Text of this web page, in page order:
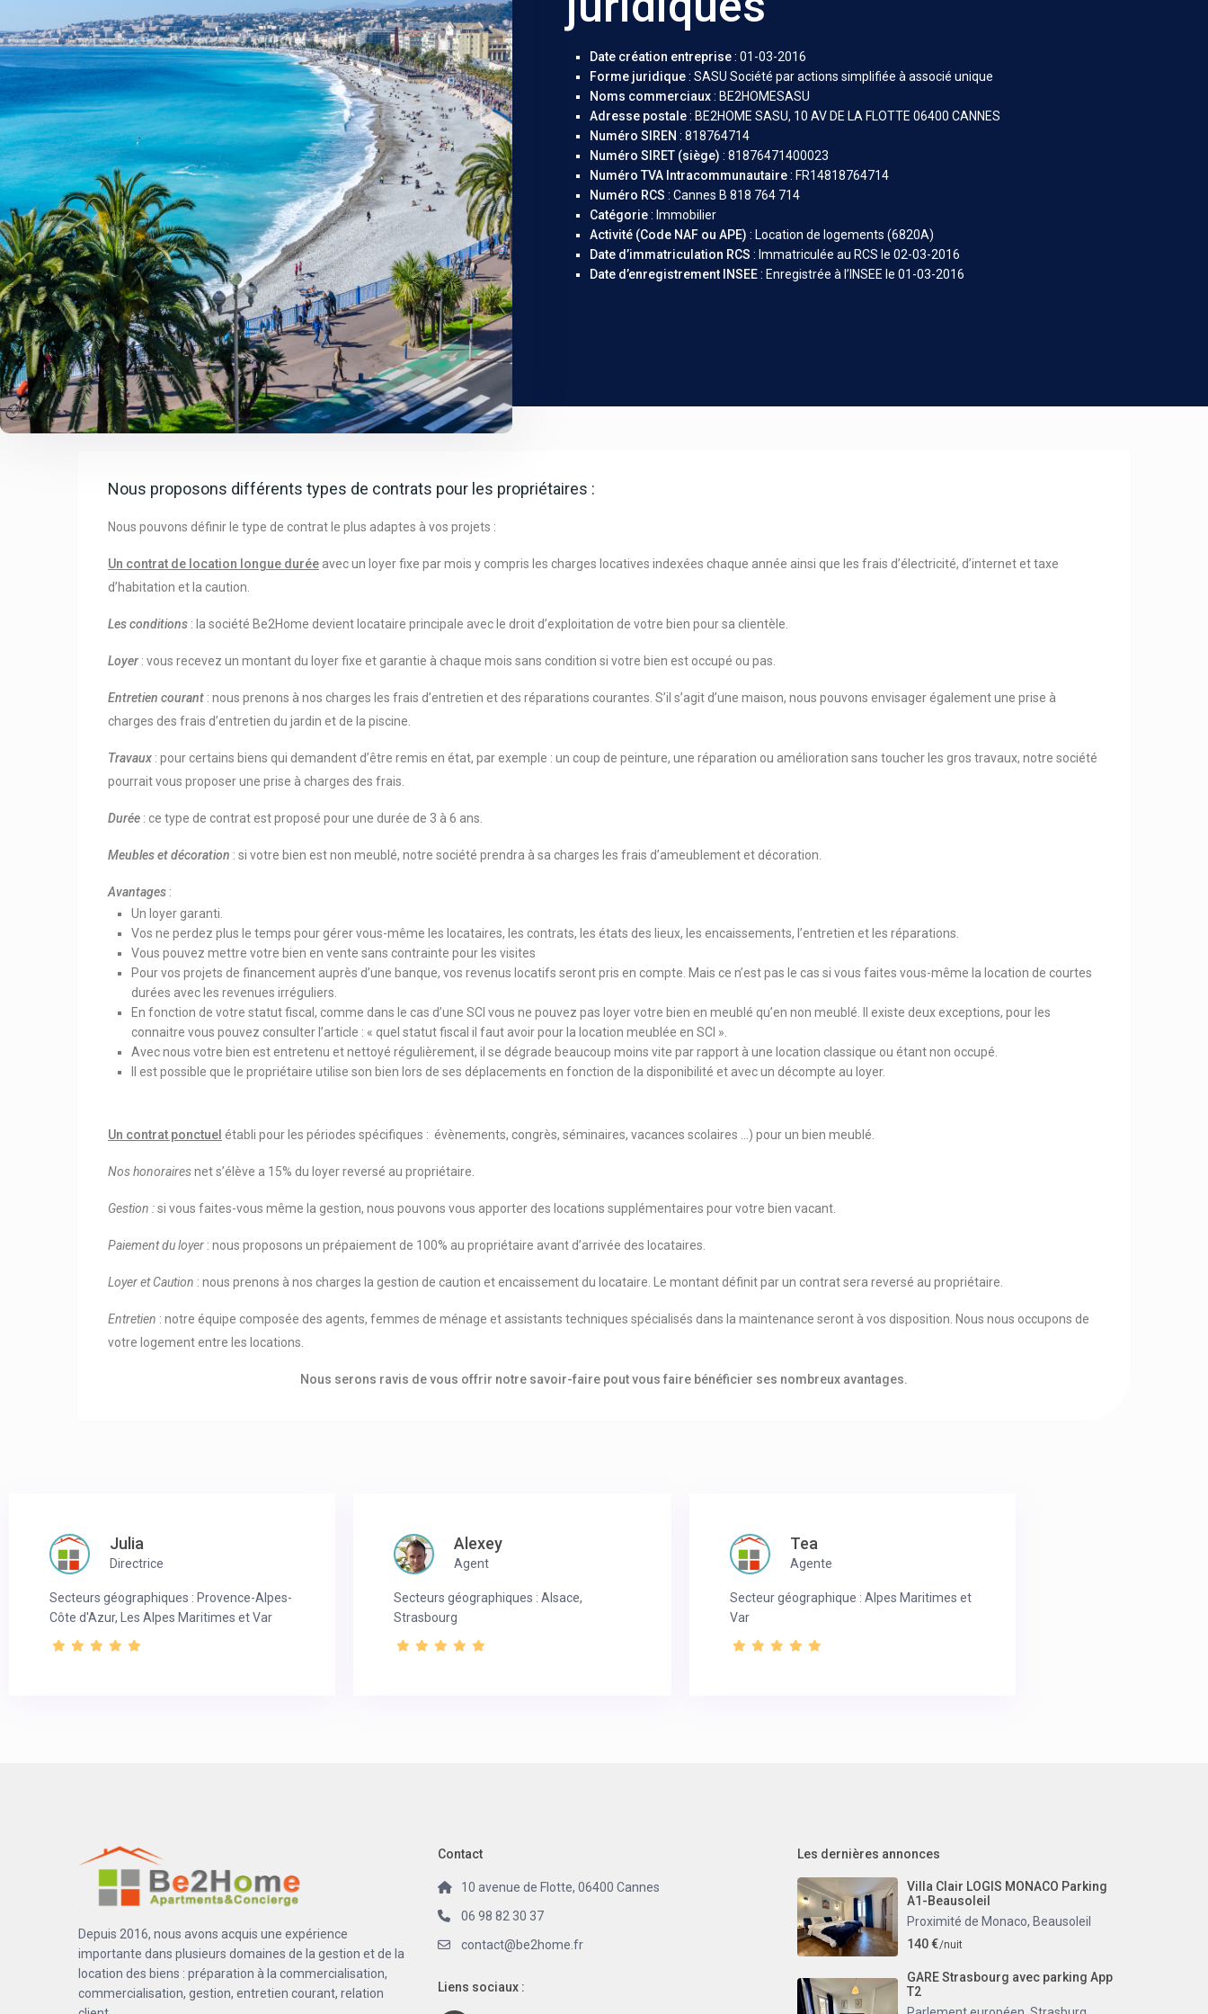
Date création entreprise: 01-03-2016
Forme juridique: SASU Société par actions simplifiée à associé unique
Noms commerciaux: BE2HOMESASU
Adresse postale: BE2HOME SASU, 10 AV DE LA FLOTTE 06400 CANNES
Numéro SIREN : 818764714
Numéro SIRET (siège) : 81876471400023
Numéro TVA Intracommunautaire: FR14818764714
Numéro RCS : Cannes B 818 764 714
Catégorie: Immobilier
Activité (Code NAF ou APE) : Location de logements (6820A)
Date d’immatriculation RCS : Immatriculée au RCS le 02-03-2016
Date d’enregistrement INSEE: Enregistrée à l’INSEE le 01-03-2016
Nous proposons différents types de contrats pour les propriétaires :
Nous pouvons définir le type de contrat le plus adaptes à vos projets :
Un contrat de location longue durée avec un loyer fixe par mois y compris les charges locatives indexées chaque année ainsi que les frais d’électricité, d’internet et taxe
d’habitation et la caution.
Les conditions : la société Be2Home devient locataire principale avec le droit d’exploitation de votre bien pour sa clientèle.
Loyer : vous recevez un montant du loyer fixe et garantie à chaque mois sans condition si votre bien est occupé ou pas.
Entretien courant : nous prenons à nos charges les frais d’entretien et des réparations courantes. S’il s’agit d’une maison, nous pouvons envisager également une prise à
charges des frais d’entretien du jardin et de la piscine.
Travaux : pour certains biens qui demandent d’être remis en état, par exemple : un coup de peinture, une réparation ou amélioration sans toucher les gros travaux, notre société
pourrait vous proposer une prise à charges des frais.
Durée : ce type de contrat est proposé pour une durée de 3 à 6 ans.
Meubles et décoration : si votre bien est non meublé, notre société prendra à sa charges les frais d’ameublement et décoration.
Avantages :
Un loyer garanti.
Vos ne perdez plus le temps pour gérer vous-même les locataires, les contrats, les états des lieux, les encaissements, l’entretien et les réparations.
Vous pouvez mettre votre bien en vente sans contrainte pour les visites
Pour vos projets de financement auprès d’une banque, vos revenus locatifs seront pris en compte. Mais ce n’est pas le cas si vous faites vous-même la location de courtes
durées avec les revenues irréguliers.
En fonction de votre statut fiscal, comme dans le cas d’une SCI vous ne pouvez pas loyer votre bien en meublé qu’en non meublé. Il existe deux exceptions, pour les
connaitre vous pouvez consulter l’article : « quel statut fiscal il faut avoir pour la location meublée en SCI ».
Avec nous votre bien est entretenu et nettoyé régulièrement, il se dégrade beaucoup moins vite par rapport à une location classique ou étant non occupé.
Il est possible que le propriétaire utilise son bien lors de ses déplacements en fonction de la disponibilité et avec un décompte au loyer.
Un contrat ponctuel établi pour les périodes spécifiques : évènements, congrès, séminaires, vacances scolaires …) pour un bien meublé.
Nos honorairesnet s’élève a 15% du loyer reversé au propriétaire.
Gestion :si vous faites-vous même la gestion, nous pouvons vous apporter des locations supplémentaires pour votre bien vacant.
Paiement du loyer : nous proposons un prépaiement de 100% au propriétaire avant d’arrivée des locataires.
Loyer et Caution : nous prenons à nos charges la gestion de caution et encaissement du locataire. Le montant définit par un contrat sera reversé au propriétaire.
Entretien : notre équipe composée des agents, femmes de ménage et assistants techniques spécialisés dans la maintenance seront à vos disposition. Nous nous occupons de
votre logement entre les locations.
Nous serons ravis de vous offrir notre savoir-faire pout vous faire bénéficier ses nombreux avantages.
Julia
Directrice
Secteurs géographiques : Provence-Alpes-
Côte d'Azur, Les Alpes Maritimes et Var
Alexey
Agent
Secteurs géographiques : Alsace,
Strasbourg
Tea
Agente
Secteur géographique : Alpes Maritimes et
Var
Depuis 2016, nous avons acquis une expérience
importante dans plusieurs domaines de la gestion et de la
location des biens : préparation à la commercialisation,
commercialisation, gestion, entretien courant, relation
Contact
10 avenue de Flotte, 06400 Cannes
06 98 82 30 37
contact@be2home.fr
Liens sociaux :
Les dernières annonces
Villa Clair LOGIS MONACO Parking
A1-Beausoleil
Proximité de Monaco, Beausoleil
140 €/nuit
GARE Strasbourg avec parking App
T2